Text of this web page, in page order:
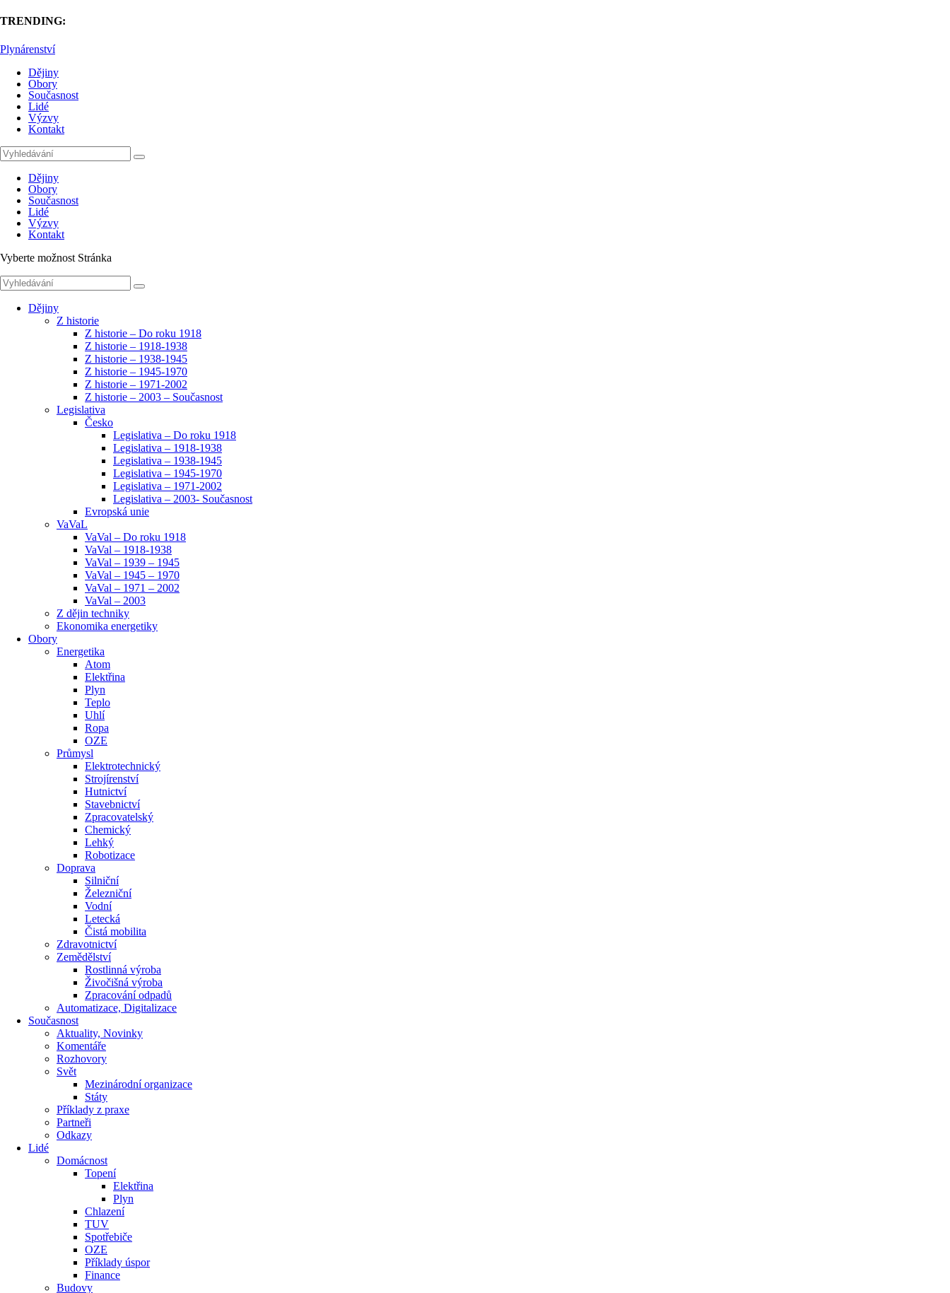
TRENDING:
Plynárenství
Dějiny
Obory
Současnost
Lidé
Výzvy
Kontakt
Dějiny
Obory
Současnost
Lidé
Výzvy
Kontakt
Vyberte možnost Stránka
Dějiny
Z historie
Z historie – Do roku 1918
Z historie – 1918-1938
Z historie – 1938-1945
Z historie – 1945-1970
Z historie – 1971-2002
Z historie – 2003 – Současnost
Legislativa
Česko
Legislativa – Do roku 1918
Legislativa – 1918-1938
Legislativa – 1938-1945
Legislativa – 1945-1970
Legislativa – 1971-2002
Legislativa – 2003- Současnost
Evropská unie
VaVaL
VaVal – Do roku 1918
VaVal – 1918-1938
VaVal – 1939 – 1945
VaVal – 1945 – 1970
VaVal – 1971 – 2002
VaVal – 2003
Z dějin techniky
Ekonomika energetiky
Obory
Energetika
Atom
Elektřina
Plyn
Teplo
Uhlí
Ropa
OZE
Průmysl
Elektrotechnický
Strojírenství
Hutnictví
Stavebnictví
Zpracovatelský
Chemický
Lehký
Robotizace
Doprava
Silniční
Železniční
Vodní
Letecká
Čistá mobilita
Zdravotnictví
Zemědělství
Rostlinná výroba
Živočišná výroba
Zpracování odpadů
Automatizace, Digitalizace
Současnost
Aktuality, Novinky
Komentáře
Rozhovory
Svět
Mezinárodní organizace
Státy
Příklady z praxe
Partneři
Odkazy
Lidé
Domácnost
Topení
Elektřina
Plyn
Chlazení
TUV
Spotřebiče
OZE
Příklady úspor
Finance
Budovy